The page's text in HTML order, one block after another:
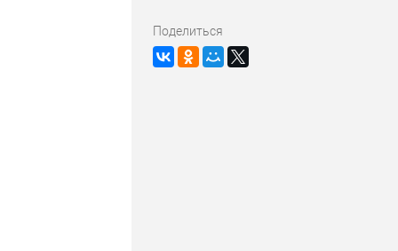
Поделиться